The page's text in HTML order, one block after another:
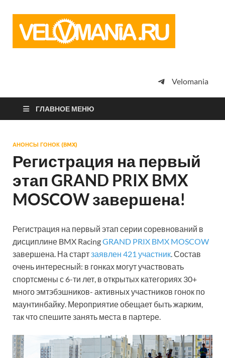
просто
Velomania
ГЛАВНОЕ МЕНЮ
АНОНСЫ ГОНОК (BMX)
Регистрация на первый
этап GRAND PRIX BMX
MOSCOW завершена!
Регистрация на первый этап серии соревнований в
дисциплине BMX RacingGRAND PRIX BMX MOSCOW
завершена. На стартзаявлен 421 участник. Состав
очень интересный: в гонках могут участвовать
спортсмены с 6-ти лет, в открытых категориях 30+
много эмтэбэшников- активных участников гонок по
маунтинбайку. Мероприятие обещает быть жарким,
так что спешите занять места в партере.